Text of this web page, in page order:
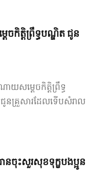
ត្តិ​ព្រឹទ្ធ​បណ្ឌិត ជូន​
សម្តេច​កិត្តិ​ព្រឹទ្ធ​
ជូន​គ្រួសារ​ដែល​ទើបសំរាល
ចុះ​សួរសុខទុក្ខ​បងប្អូន​